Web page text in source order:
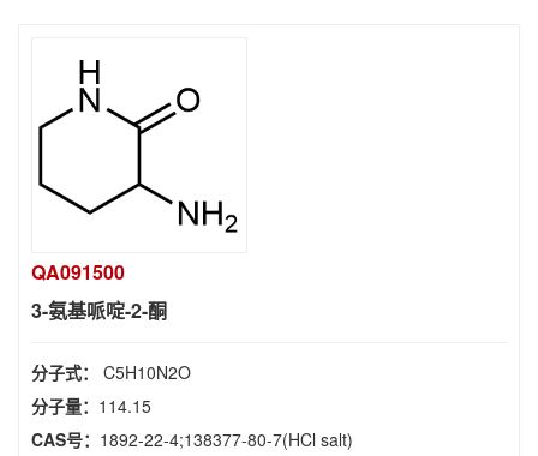
QA091500
3-氨基哌啶-2-酮
分子式： C5H10N2O
分子量： 114.15
CAS号： 1892-22-4;138377-80-7(HCl salt)